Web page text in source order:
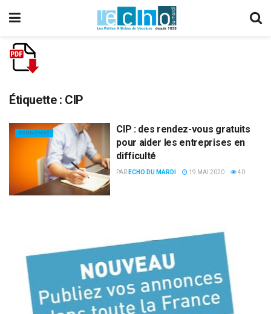
Étiquette : CIP
ECONOMIE
CIP : des rendez-vous gratuits
pour aider les entreprises en
difficulté
PAR ECHO DU MARDI 19 MAI 2020 40